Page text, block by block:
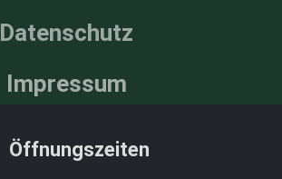
Datenschutz
Impressum
Öffnungszeiten